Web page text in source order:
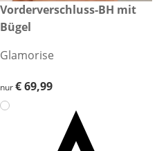
€ 69,99
Vorderverschluss-BH mit
Bügel
Glamorise
€ 69,99
nur€ 69,99